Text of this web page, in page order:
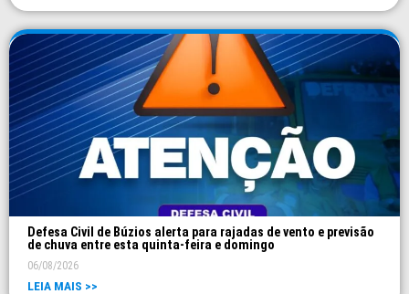
Defesa Civil de Búzios alerta para rajadas de vento e previsão
de chuva entre esta quinta-feira e domingo
06/08/2026
LEIA MAIS >>